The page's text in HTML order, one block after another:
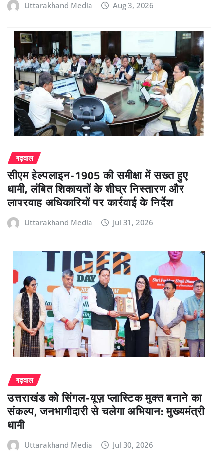
Uttarakhand Media Aug 3, 2026
गढ़वाल
सीएम हेल्पलाइन-1905 की समीक्षा में सख्त हुए
धामी, लंबित शिकायतों के शीघ्र निस्तारण और
लापरवाह अधिकारियों पर कार्रवाई के निर्देश
Uttarakhand Media Jul 31, 2026
गढ़वाल
उत्तराखंड को सिंगल-यूज़ प्लास्टिक मुक्त बनाने का
संकल्प, जनभागीदारी से चलेगा अभियान: मुख्यमंत्री
धामी
Uttarakhand Media Jul 30, 2026